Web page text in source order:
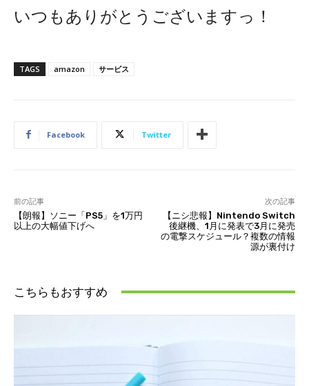
いつもありがとうございますっ！
TAGS amazon サービス
Facebook Twitter
前の記事
【朗報】ソニー「PS5」を1万円
以上の大幅値下げへ
次の記事
【ニシ悲報】Nintendo Switch
後継機、1月に発表で3月に発売
の電撃スケジュール？複数の情報
源が裏付け
こちらもおすすめ